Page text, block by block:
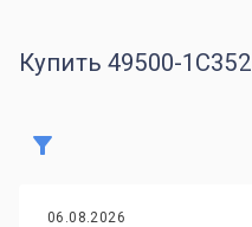
Купить 49500-1C352
06.08.2026